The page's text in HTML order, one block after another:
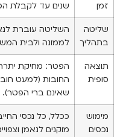
זמן
שנים עד לקבלת
שליטה
בתהליך
השליטה עוברת
לממונה ולבית
תוצאה
סופית
הפטר: מחיקת
החובות (למעט
שאינם ברי הפטר).
מימוש
נכסים
ככלל, כל נכסי
מוקנים לנאמן